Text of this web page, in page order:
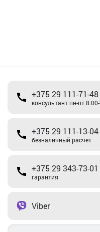
+375 29 111-71-48
консультант пн-пт
+375 29 111-13-04
безналичный расчет
+375 29 343-73-01
гарантия
Viber